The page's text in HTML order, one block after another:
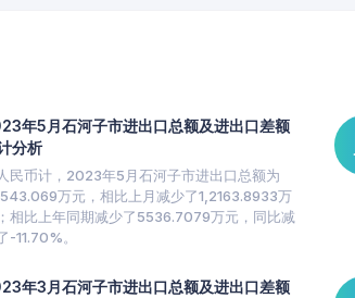
年5月石河子市进出口总额及进出口差额
分析
民币计，2023年5月石河子市进出口总额为
万元，相比上月减少了1,2163.8933万
相比上年同期减少了5536.7079万元，同比减
-11.70%。
年3月石河子市进出口总额及进出口差额